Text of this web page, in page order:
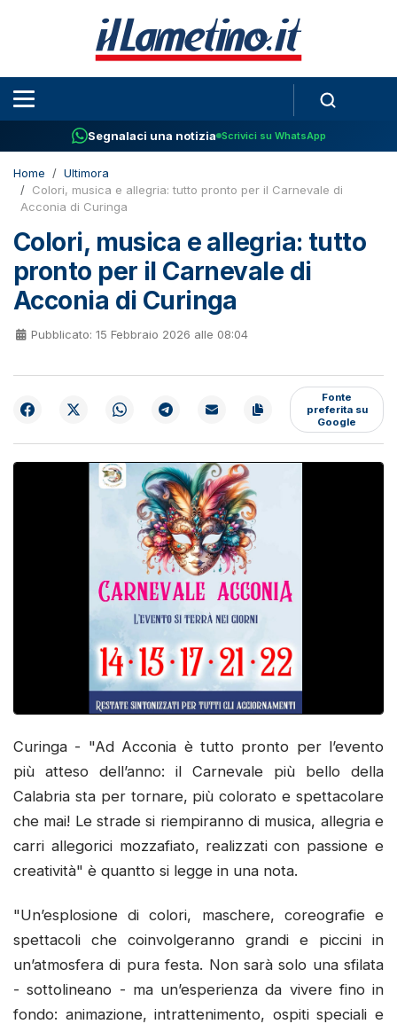
Segnalaci una notizia Scrivici su WhatsApp
Home
Ultimora
Colori, musica e allegria: tutto pronto per il Carnevale di
Acconia di Curinga
Colori, musica e allegria: tutto
pronto per il Carnevale di
Acconia di Curinga
Pubblicato: 15 Febbraio 2026 alle 08:04
Fonte
preferita su
Google
Curinga - "Ad Acconia è tutto pronto per l’evento
più atteso dell’anno: il Carnevale più bello della
Calabria sta per tornare, più colorato e spettacolare
che mai! Le strade si riempiranno di musica, allegria e
carri allegorici mozzafiato, realizzati con passione e
creatività" è quantto si legge in una nota.
"Un’esplosione di colori, maschere, coreografie e
spettacoli che coinvolgeranno grandi e piccini in
un’atmosfera di pura festa. Non sarà solo una sfilata
- sottolineano - ma un’esperienza da vivere fino in
fondo: animazione, intrattenimento, ospiti speciali e